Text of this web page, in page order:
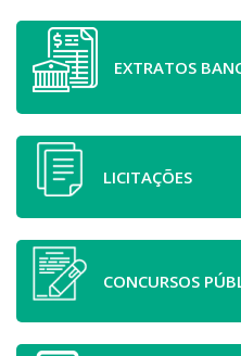
EXTRATOS
LICITAÇÕES
CONCURSOS